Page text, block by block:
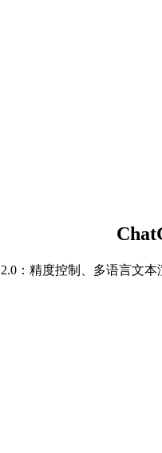
：精度控制、多语言文本